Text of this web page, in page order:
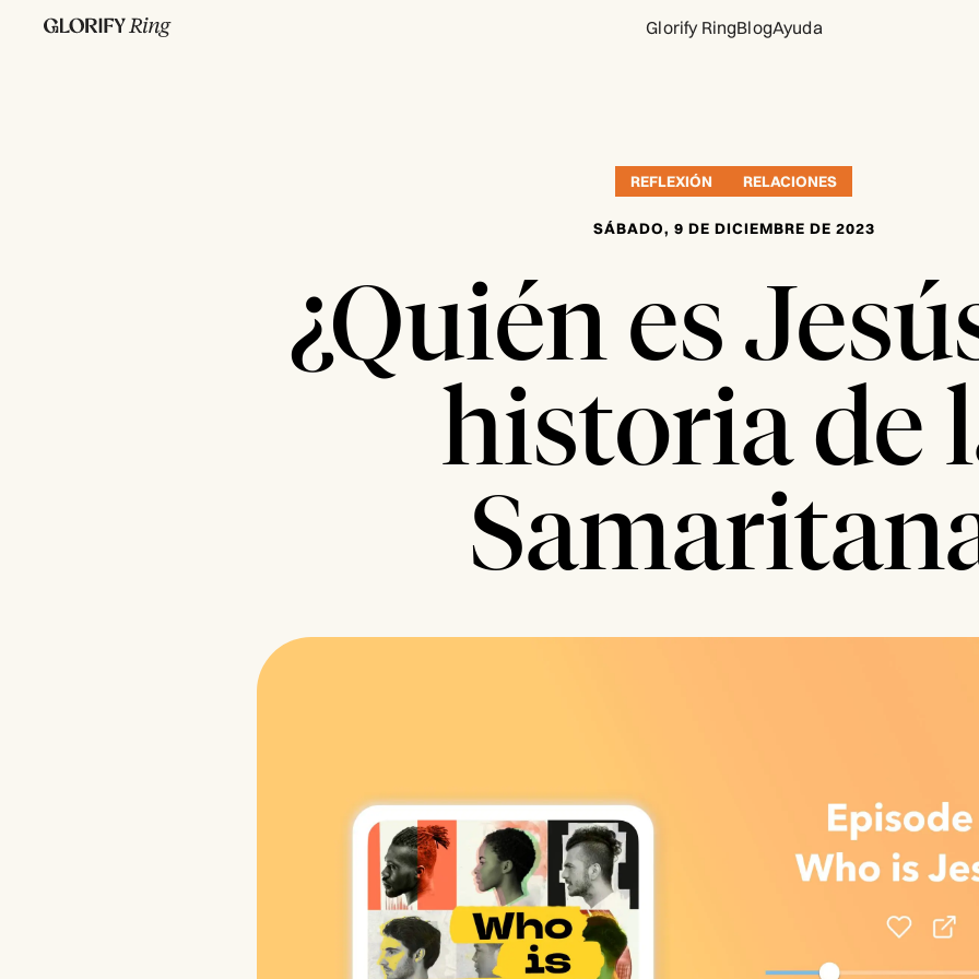
Glorify RingBlogAyuda
REFLEXIÓN RELACIONES
SÁBADO, 9 DE DICIEMBRE DE 2023
¿Quién es
historia de